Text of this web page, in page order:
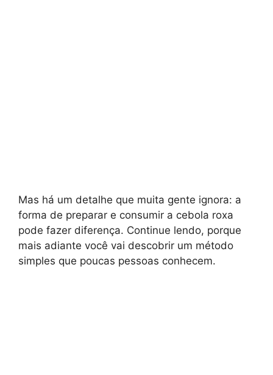
Mas há um detalhe que muita gente ignora: a
forma de preparar e consumir a cebola roxa
pode fazer diferença. Continue lendo, porque
mais adiante você vai descobrir um método
simples que poucas pessoas conhecem.